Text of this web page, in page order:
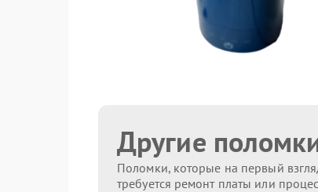
Другие
Поломки, которые на первый
требуется ремонт платы или